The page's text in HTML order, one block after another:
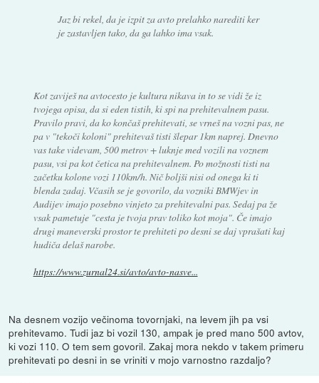
Jaz bi rekel, da je izpit za avto prelahko narediti ker
je zastavljen tako, da ga lahko ima vsak.
Kot zaviješ na avtocesto je kultura nikava in to se vidi že iz
tvojega opisa, da si eden tistih, ki spi na prehitevalnem pasu.
Pravilo pravi, da ko končaš prehitevati, se vrneš na vozni pas, ne
pa v "tekoči koloni" prehitevaš tisti šlepar 1km naprej. Dnevno
vas take videvam, 500 metrov + luknje med vozili na voznem
pasu, vsi pa kot četica na prehitevalnem. Po možnosti tisti na
začetku kolone vozi 110km/h. Nič boljši nisi od onega ki ti
blenda zadaj. Včasih se je govorilo, da vozniki BMWjev in
Audijev imajo posebno vinjeto za prehitevalni pas. Sedaj pa že
vsak pametuje "cesta je tvoja prav toliko kot moja". Če imajo
drugi maneverski prostor te prehiteti po desni se daj vprašati kaj
hudiča delaš narobe.
https://www.zurnal24.si/avto/avto-nasve...
Na desnem vozijo večinoma tovornjaki, na levem jih pa vsi
prehitevamo. Tudi jaz bi vozil 130, ampak je pred mano 500 avtov,
ki vozi 110. O tem sem govoril. Zakaj mora nekdo v takem primeru
prehitevati po desni in se vriniti v mojo varnostno razdaljo?